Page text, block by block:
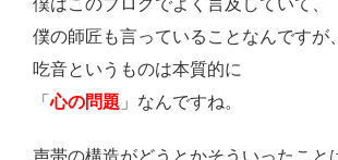
僕の師匠も言っていることなんですが、
吃音というものは本質的に
「心の問題 」なんですね。
声帯の構造がどうとかそういったこと